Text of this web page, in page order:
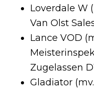
Loverdale W
Van Olst
Lance VOD
Zugelassen
Gladiator